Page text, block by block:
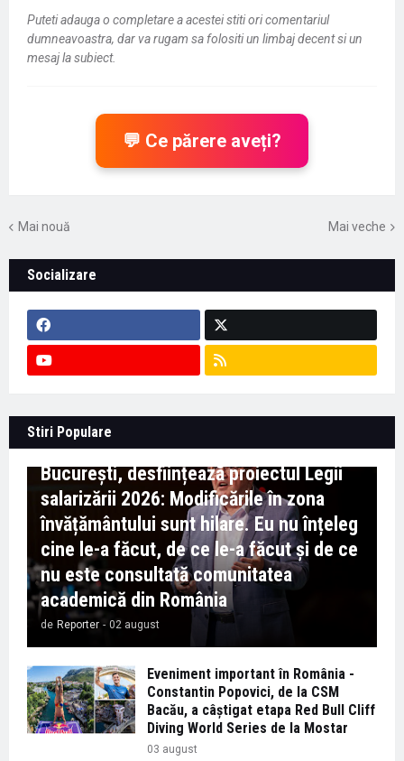
Puteti adauga o completare a acestei stiti ori comentariul
dumneavoastra, dar va rugam sa folositi un limbaj decent si un
mesaj la subiect.
💬 Ce părere aveți?
Mai nouă Mai veche
Socializare
Stiri Populare
Context important pentru educație -
Marian Preda, rectorul Universității din
București, desființează proiectul Legii
salarizării 2026: Modificările în zona
învățământului sunt hilare. Eu nu înțeleg
cine le-a făcut, de ce le-a făcut și de ce
nu este consultată comunitatea
academică din România
de Reporter - 02 august
Eveniment important în România -
Constantin Popovici, de la CSM
Bacău, a câștigat etapa Red Bull Cliff
Diving World Series de la Mostar
03 august